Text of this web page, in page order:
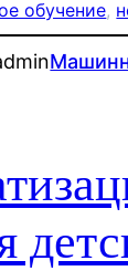
обучение,